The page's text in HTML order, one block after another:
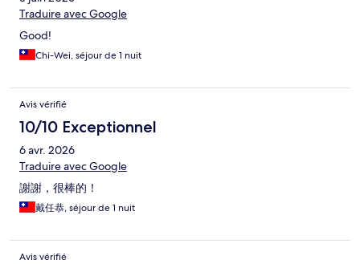
Traduire avec Google
Good!
Chi-Wei, séjour de 1 nuit
Avis vérifié
10/10 Exceptionnel
6 avr. 2026
Traduire avec Google
謝謝，很棒的！
戴任恭, séjour de 1 nuit
Avis vérifié